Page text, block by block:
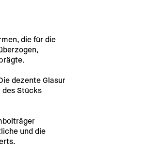
die für die
dezente Glasur
des Stücks
und die